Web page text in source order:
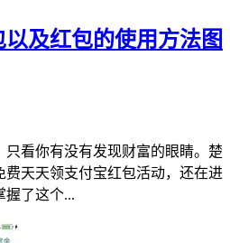
及红包的使用方法图
只看你有没有发现财富的眼睛。楚
费天天领支付宝红包活动，还在进
握了这个...